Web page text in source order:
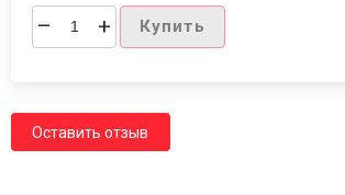
– + Купить
Оставить отзыв